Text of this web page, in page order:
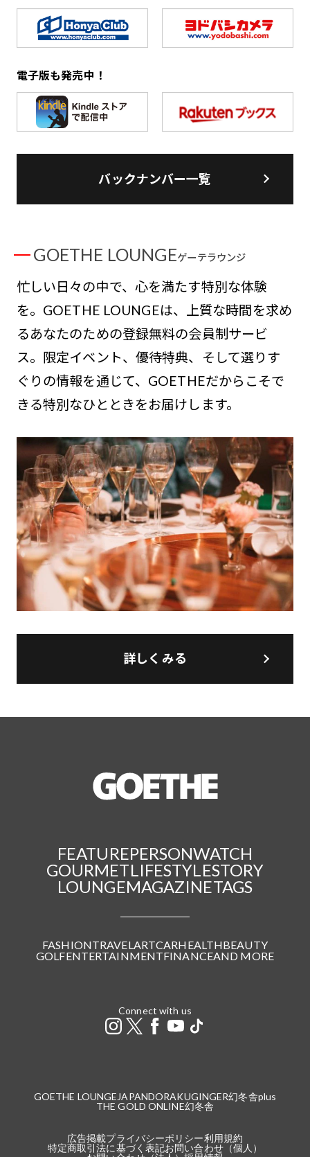
電子版も発売中！
バックナンバー一覧
GOETHE LOUNGEゲーテラウンジ
忙しい日々の中で、心を満たす特別な体験
を。GOETHE LOUNGEは、上質な時間を求め
るあなたのための登録無料の会員制サービ
ス。限定イベント、優待特典、そして選りす
ぐりの情報を通じて、GOETHEだからこそで
きる特別なひとときをお届けします。
詳しくみる
FEATUREPERSONWATCH
GOURMETLIFESTYLESTORY
LOUNGEMAGAZINETAGS
FASHIONTRAVELARTCARHEALTHBEAUTY
GOLFENTERTAINMENTFINANCEAND MORE
Connect with us
GOETHE LOUNGE JAPANDORAKUGINGER幻冬舎plus
THE GOLD ONLINE幻冬舎
広告掲載プライバシーポリシー利用規約
特定商取引法に基づく表記お問い合わせ（個人）